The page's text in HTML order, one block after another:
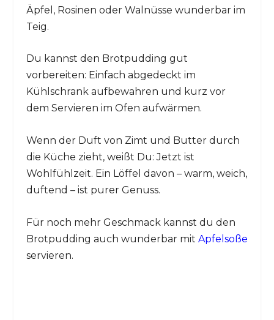
Äpfel, Rosinen oder Walnüsse wunderbar im
Teig.
Du kannst den Brotpudding gut
vorbereiten: Einfach abgedeckt im
Kühlschrank aufbewahren und kurz vor
dem Servieren im Ofen aufwärmen.
Wenn der Duft von Zimt und Butter durch
die Küche zieht, weißt Du: Jetzt ist
Wohlfühlzeit. Ein Löffel davon – warm, weich,
duftend – ist purer Genuss.
Für noch mehr Geschmack kannst du den
Brotpudding auch wunderbar mit Apfelsoße
servieren.